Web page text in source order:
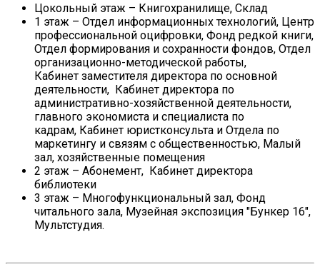
Цокольный этаж – Книгохранилище, Склад
1 этаж – Отдел информационных технологий, Центр
профессиональной оцифровки, Фонд редкой книги,
Отдел формирования и сохранности фондов, Отдел
организационно-методической работы,
Кабинет заместителя директора по основной
деятельности, Кабинет директора по
административно-хозяйственной деятельности,
главного экономиста и специалиста по
кадрам, Кабинет юристконсульта и Отдела по
маркетингу и связям с общественностью, Малый
зал, хозяйственные помещения
2 этаж – Абонемент, Кабинет директора
библиотеки
3 этаж – Многофункциональный зал, Фонд
читального зала, Музейная экспозиция "Бункер 16",
Мультстудия.